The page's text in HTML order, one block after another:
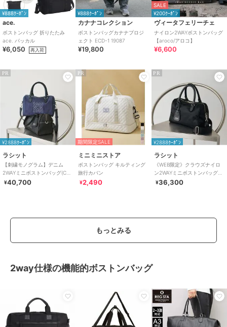
¥888ｸｰﾎﾟﾝ
ace.
ボストンバッグ 折りたたみ
ace. パッカル
¥6,050 再入荷
¥888ｸｰﾎﾟﾝ
カナナコレクション
ボストンバッグカナナプロジ
ェクト ECD-1 19087
¥19,800
SALE
¥200ｸｰﾎﾟﾝ
ヴィータフェリーチェ
ナイロン2WAYボストンバッグ
【aroco/アロコ】
¥6,600
PR
¥2888ｸｰﾎﾟﾝ
ラシット
【刺繍モノグラム】デニム
2WAYミニボストンバッグ(CE-
1773)
¥40,700
PR
期間限定SALE
ミニミニストア
ボストンバッグ キルティング
旅行カバン
¥2,490
PR
¥2888ｸｰﾎﾟﾝ
ラシット
《WEB限定》クラウズナイロ
ン2WAYミニボストンバッグ
(CE-1720-WEB)
¥36,300
もっとみる
2way仕様の機能的ボストンバッグ